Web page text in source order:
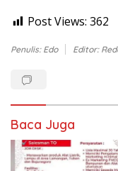
Post Views: 362
Penulis: Edo Editor:
Baca Juga